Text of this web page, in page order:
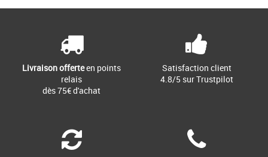
Livraison offerteen points
relais
dès 75€ d'achat
Satisfaction client
4.8/5 sur Trustpilot